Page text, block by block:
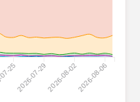
252026-07-292026-08-022026-08-06